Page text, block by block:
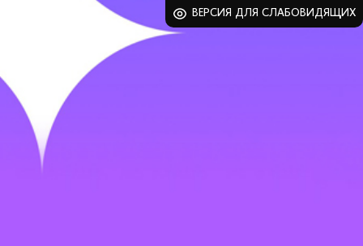
ВЕРСИЯ ДЛЯ СЛАБОВИДЯЩИХ